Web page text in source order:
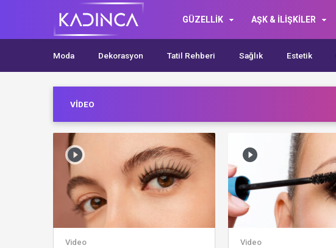
GÜZELLİK AŞK & İLİŞKİLER
Moda Dekorasyon Tatil Rehberi Sağlık Estetik
VIDEO
Video Video